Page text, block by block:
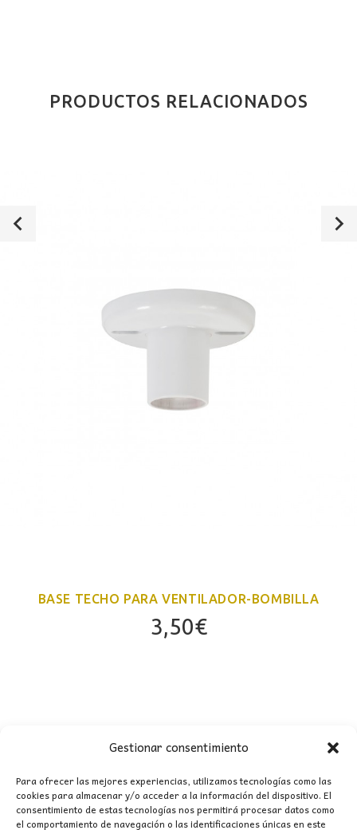
Gestionar consentimiento
Para ofrecer las mejores experiencias, utilizamos tecnologías como las
cookies para almacenar y/o acceder a la información del dispositivo. El
consentimiento de estas tecnologías nos permitirá procesar datos como
el comportamiento de navegación o las identificaciones únicas en este
PRODUCTOS RELACIONADOS
BASE TECHO PARA VENTILADOR-BOMBILLA
3,50€
CONTACTO